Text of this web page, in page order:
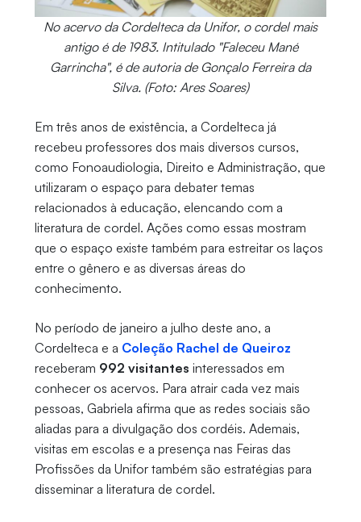
No acervo da Cordelteca da Unifor, o cordel mais
antigo é de 1983. Intitulado "Faleceu Mané
Garrincha", é de autoria de Gonçalo Ferreira da
Silva. (Foto: Ares Soares)
Em três anos de existência, a Cordelteca já
recebeu professores dos mais diversos cursos,
como Fonoaudiologia, Direito e Administração, que
utilizaram o espaço para debater temas
relacionados à educação, elencando com a
literatura de cordel. Ações como essas mostram
que o espaço existe também para estreitar os laços
entre o gênero e as diversas áreas do
conhecimento.
No período de janeiro a julho deste ano, a
Cordelteca e a Coleção Rachel de Queiroz
receberam 992 visitantes interessados em
conhecer os acervos. Para atrair cada vez mais
pessoas, Gabriela afirma que as redes sociais são
aliadas para a divulgação dos cordéis. Ademais,
visitas em escolas e a presença nas Feiras das
Profissões da Unifor também são estratégias para
disseminar a literatura de cordel.